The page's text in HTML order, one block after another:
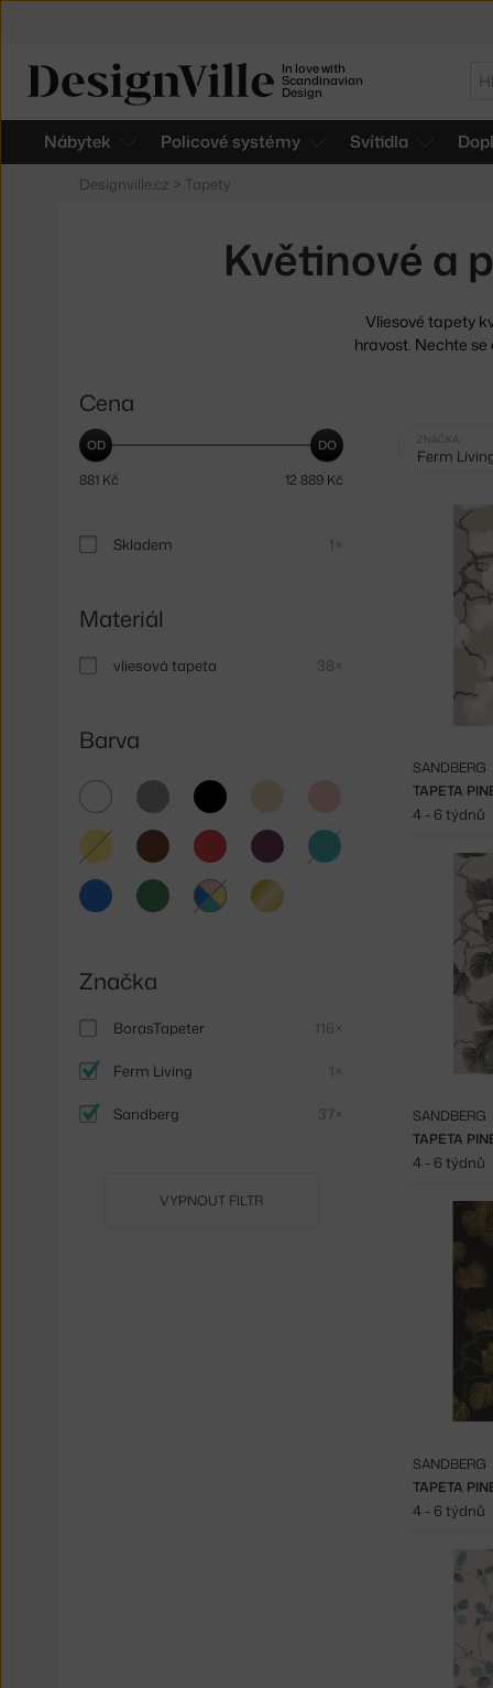
In love with
Scandinavian
Design
Nábytek Policové systémy Svítidla
Designville.cz > Tapety
Květinové a
Vliesové tapety
hravost. Nechte
Cena
881 Kč 12 889 Kč
Skladem 1×
Materiál
vliesová tapeta 38×
Barva
bílá šedá černá
žlutá hnědá červená fialová tyrkysová
modrá
zelená
zlatá
Značka
BorasTapeter 116×
Ferm Living 1×
Sandberg 37×
VYPNOUT FILTR
Vybrané
filtry:
ZNAČKA
Ferm
TAPETA
SANDBERG
4 - 6 týdnů
TAPETA
SANDBERG
4 - 6 týdnů
TAPETA
SANDBERG
4 - 6 týdnů